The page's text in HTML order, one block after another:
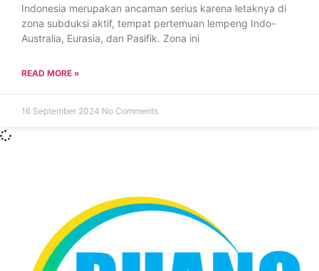
Indonesia merupakan ancaman serius karena letaknya di
zona subduksi aktif, tempat pertemuan lempeng Indo-
Australia, Eurasia, dan Pasifik. Zona ini
READ MORE »
16 September 2024 No Comments